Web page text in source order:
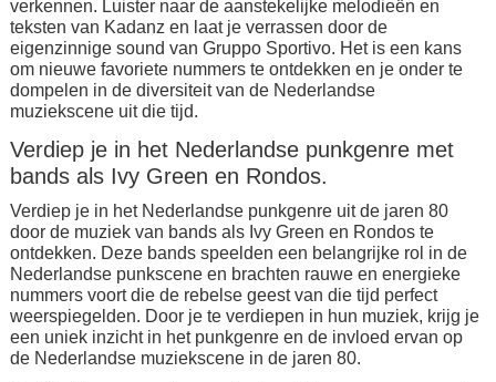
verkennen. Luister naar de aanstekelijke melodieën en
teksten van Kadanz en laat je verrassen door de
eigenzinnige sound van Gruppo Sportivo. Het is een kans
om nieuwe favoriete nummers te ontdekken en je onder te
dompelen in de diversiteit van de Nederlandse
muziekscene uit die tijd.
Verdiep je in het Nederlandse punkgenre met
bands als Ivy Green en Rondos.
Verdiep je in het Nederlandse punkgenre uit de jaren 80
door de muziek van bands als Ivy Green en Rondos te
ontdekken. Deze bands speelden een belangrijke rol in de
Nederlandse punkscene en brachten rauwe en energieke
nummers voort die de rebelse geest van die tijd perfect
weerspiegelden. Door je te verdiepen in hun muziek, krijg je
een uniek inzicht in het punkgenre en de invloed ervan op
de Nederlandse muziekscene in de jaren 80.